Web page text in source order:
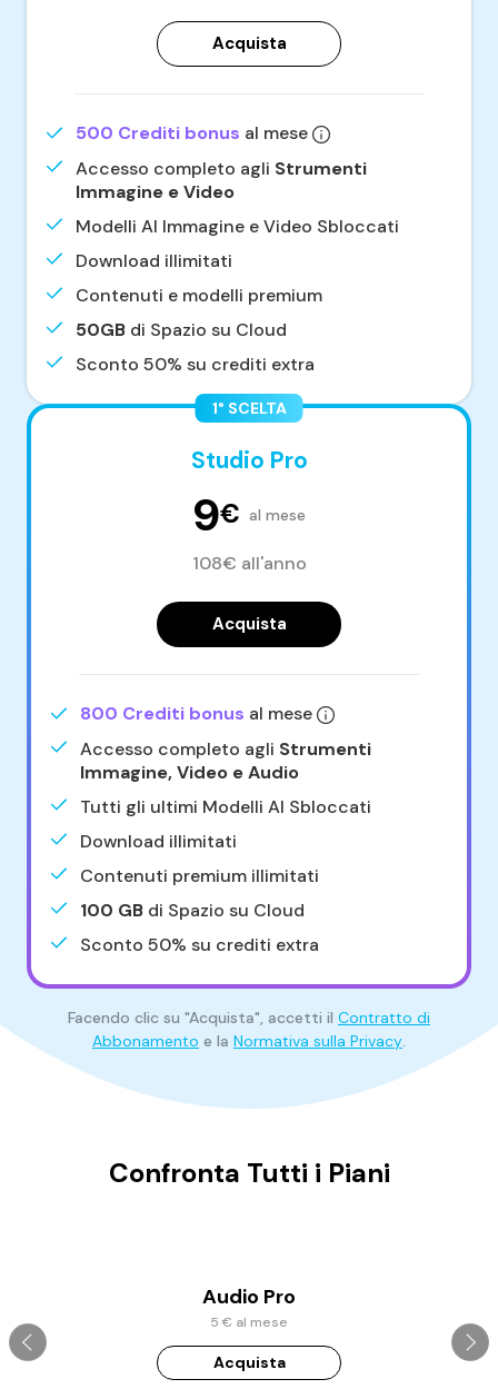
Acquista
500 Crediti bonus al mese
Accesso completo agli Strumenti
Immagine e Video
Modelli AI Immagine e Video Sbloccati
Download illimitati
Contenuti e modelli premium
50GB di Spazio su Cloud
Sconto 50% su crediti extra
1° SCELTA
Studio Pro
9€ al mese
108€ all'anno
Acquista
800 Crediti bonus al mese
Accesso completo agli Strumenti
Immagine, Video e Audio
Tutti gli ultimi Modelli AI Sbloccati
Download illimitati
Contenuti premium illimitati
100 GB di Spazio su Cloud
Sconto 50% su crediti extra
Facendo clic su "Acquista", accetti il Contratto di
Abbonamento e la Normativa sulla Privacy.
Confronta Tutti i Piani
Audio Pro
5 € al mese
Acquista